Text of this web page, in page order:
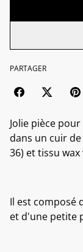
PARTAGER
Jolie pièce
dans un cuir
36) et tissu
Il est composé
et d'une petite